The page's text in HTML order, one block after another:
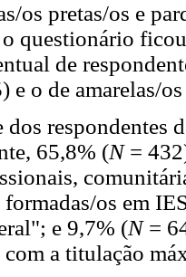
os pretas/os e
questionário
de
e o de amarelas/
respondentes
65,8% (N =
formadas/os em
e 9,7% (N =
com a titulação